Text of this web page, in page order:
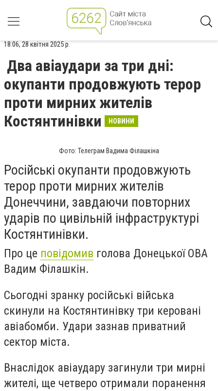
18:06, 28 квітня 2025 р.
Два авіаудари за три дні:
окупанти продовжують терор
проти мирних жителів
Костянтинівки
НОВИНИ
Фото: Телеграм Вадима Філашкіна
Російські окупанти продовжують
терор проти мирних жителів
Донеччини, завдаючи повторних
ударів по цивільній інфраструктурі
Костянтинівки.
Про це повідомив голова Донецької ОВА
Вадим Філашкін.
Сьогодні зранку російські війська
скинули на Костянтинівку три керовані
авіабомби. Удари зазнав приватний
сектор міста.
Внаслідок авіаудару загинули три мирні
жителі, ще четверо отримали поранення